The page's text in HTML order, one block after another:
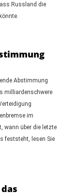
Russland die
Abstimmung
milliardenschwere
im
wann über die letzte
feststeht, lesen Sie